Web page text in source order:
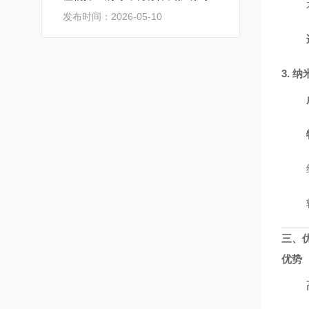
发布时间：2026-05-10
3. 纳
三、
优势